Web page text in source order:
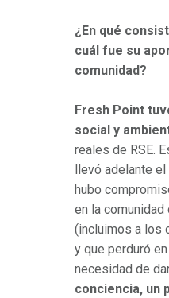
¿En qué
cuál fue su
comunidad?
Fresh Point
social y
reales de RSE.
llevó adelante el
hubo
en la comunidad
(incluimos a los
y que perduró
necesidad de
conciencia, un